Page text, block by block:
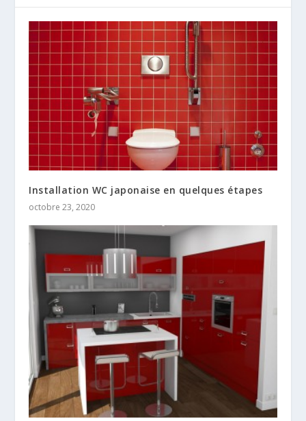
Installation WC japonaise en quelques étapes
octobre 23, 2020